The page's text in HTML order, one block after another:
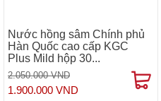
Nước hồng sâm Chính phủ
Hàn Quốc cao cấp KGC
Plus Mild hộp 30...
2.050.000 VND
1.900.000 VND